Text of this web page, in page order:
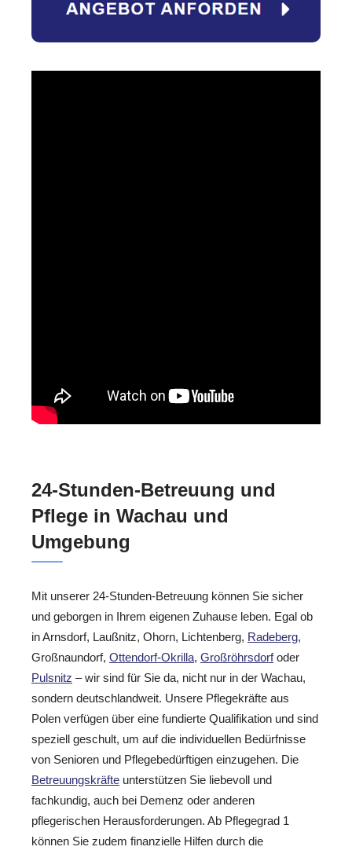
24-Stunden-Betreuung und
Pflege in Wachau und
Umgebung
Mit unserer 24-Stunden-Betreuung können Sie sicher
und geborgen in Ihrem eigenen Zuhause leben. Egal ob
in Arnsdorf, Laußnitz, Ohorn, Lichtenberg, Radeberg,
Großnaundorf, Ottendorf-Okrilla, Großröhrsdorfoder
Pulsnitz – wir sind für Sie da, nicht nur in der Wachau,
sondern deutschlandweit. Unsere Pflegekräfte aus
Polen verfügen über eine fundierte Qualifikation und sind
speziell geschult, um auf die individuellen Bedürfnisse
von Senioren und Pflegebedürftigen einzugehen. Die
Betreuungskräfte unterstützen Sie liebevoll und
fachkundig, auch bei Demenz oder anderen
pflegerischen Herausforderungen. Ab Pflegegrad 1
können Sie zudem finanzielle Hilfen durch die